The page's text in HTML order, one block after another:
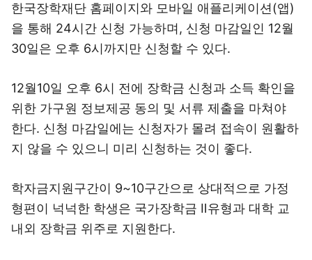
한국장학재단 홈페이지와 모바일 애플리케이션(앱)
을 통해 24시간 신청 가능하며, 신청 마감일인 12월
30일은 오후 6시까지만 신청할 수 있다.
12월10일 오후 6시 전에 장학금 신청과 소득 확인을
위한 가구원 정보제공 동의 및 서류 제출을 마쳐야
한다. 신청 마감일에는 신청자가 몰려 접속이 원활하
지 않을 수 있으니 미리 신청하는 것이 좋다.
학자금지원구간이 9~10구간으로 상대적으로 가정
형편이 넉넉한 학생은 국가장학금 Ⅱ유형과 대학 교
내외 장학금 위주로 지원한다.